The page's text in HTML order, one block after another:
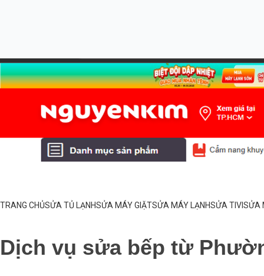
TRANG CHỦSỬA TỦ LẠNHSỬA MÁY GIẶTSỬA MÁY LẠNHSỬA TIVISỬA
Dịch vụ sửa bếp từ